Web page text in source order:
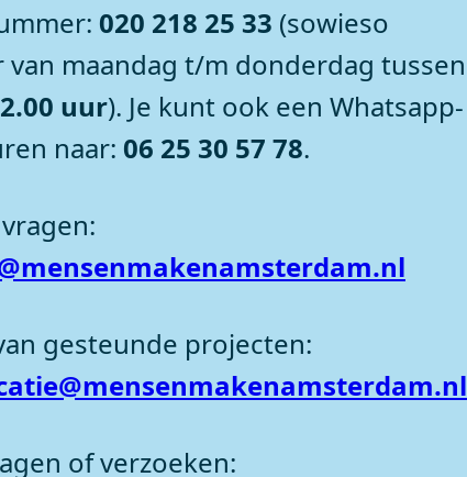
020 218 25 33 (sowieso
van maandag t/m donderdag tussen
uur). Je kunt ook een Whatsapp-
naar: 06 25 30 57 78.
gesteunde projecten:
of verzoeken: